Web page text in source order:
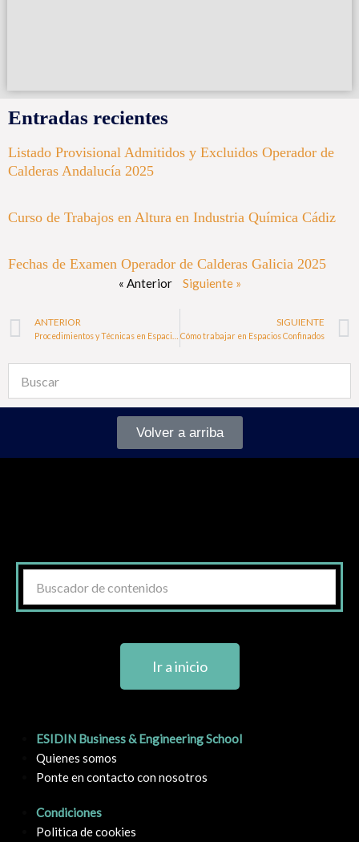
Entradas recientes
Listado Provisional Admitidos y Excluidos Operador de
Calderas Andalucía 2025
Curso de Trabajos en Altura en Industria Química Cádiz
Fechas de Examen Operador de Calderas Galicia 2025
« Anterior Siguiente »
ANTERIOR SIGUIENTE
Cómo trabajar en Espacios Confinados
Volver a arriba
Ir a inicio
ESIDIN Business & Engineering School
Quienes somos
Ponte en contacto con nosotros
Condiciones
Politica de cookies